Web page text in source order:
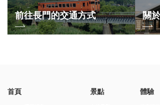
前往長門的交通方式 關
首頁 景點 體驗